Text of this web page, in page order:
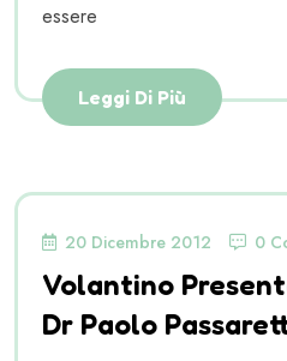
essere
Leggi Di Più
20 Dicembre 2012 0
Volantino
Dr Paolo